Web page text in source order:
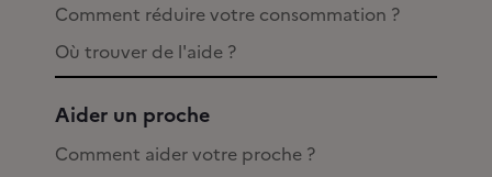
Comment réduire votre consommation ?
Où trouver de l'aide ?
Aider un proche
Comment aider votre proche ?